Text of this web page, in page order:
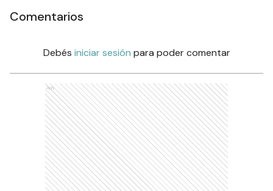
Comentarios
Debés iniciar sesión para poder comentar
Ads